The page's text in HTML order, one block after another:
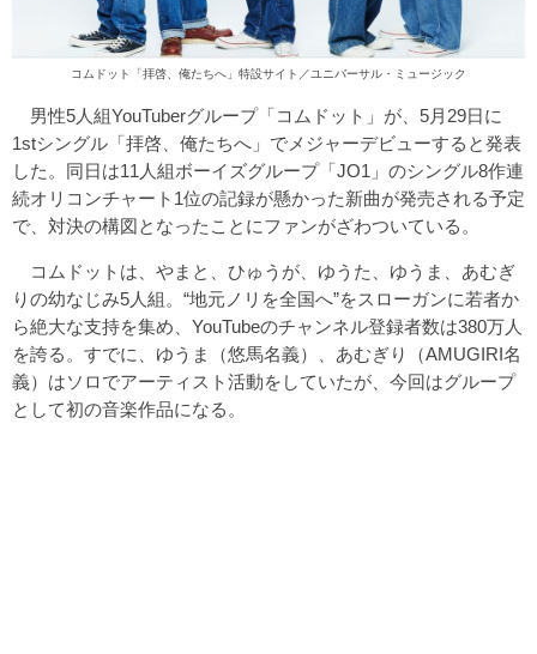
コムドット「拝啓、俺たちへ」特設サイト／ユニバーサル・ミュージック
男性5人組YouTuberグループ「コムドット」が、5月29日に
1stシングル「拝啓、俺たちへ」でメジャーデビューすると発表
した。同日は11人組ボーイズグループ「JO1」のシングル8作連
続オリコンチャート1位の記録が懸かった新曲が発売される予定
で、対決の構図となったことにファンがざわついている。
コムドットは、やまと、ひゅうが、ゆうた、ゆうま、あむぎ
りの幼なじみ5人組。“地元ノリを全国へ”をスローガンに若者か
ら絶大な支持を集め、YouTubeのチャンネル登録者数は380万人
を誇る。すでに、ゆうま（悠馬名義）、あむぎり（AMUGIRI名
義）はソロでアーティスト活動をしていたが、今回はグループ
として初の音楽作品になる。